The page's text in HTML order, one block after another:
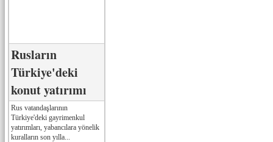
Rusların
Türkiye'deki
konut yatırımı
Rus vatandaşlarının
Türkiye'deki gayrimenkul
yatırımları, yabancılara yönelik
kuralların son yılla...